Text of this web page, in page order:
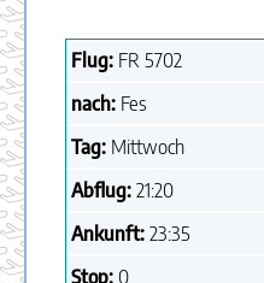
Flug: FR 5702
nach: Fes
Tag: Mittwoch
Abflug: 21:20
Ankunft: 23:35
Stop: 0